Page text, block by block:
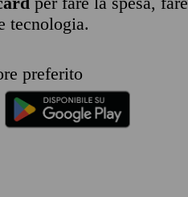
tecnologia.
preferito